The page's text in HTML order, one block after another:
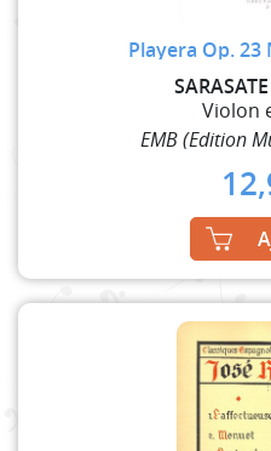
Playera Op. 23
Violon
EMB (Edition